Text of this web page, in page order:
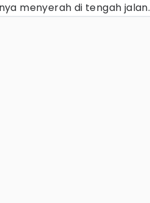
menyerah di tengah jalan.